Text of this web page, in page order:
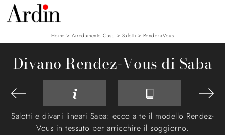
Home >Arredamento Casa > Salotti > Rendez>Vous
Divano Rendez-Vous di Saba
Salotti e divani lineari Saba: ecco a te il modello Rendez-
Vous in tessuto per arricchire il soggiorno.